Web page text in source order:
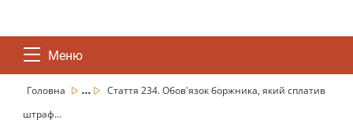
Меню
Головна ...
Стаття 234. Обов'язок боржника, який сплатив
штраф...